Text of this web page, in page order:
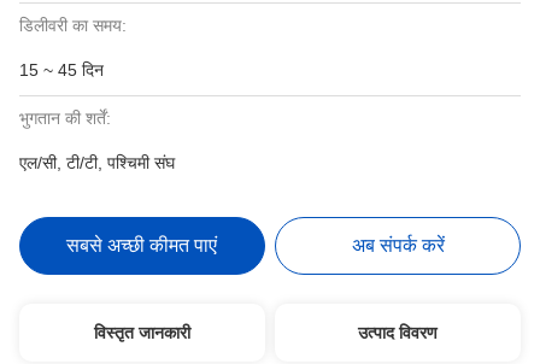
डिलीवरी का समय:
15 ~ 45 दिन
भुगतान की शर्तें:
एल/सी, टी/टी, पश्चिमी संघ
सबसे अच्छी कीमत पाएं अब संपर्क करें
विस्तृत जानकारी उत्पाद विवरण